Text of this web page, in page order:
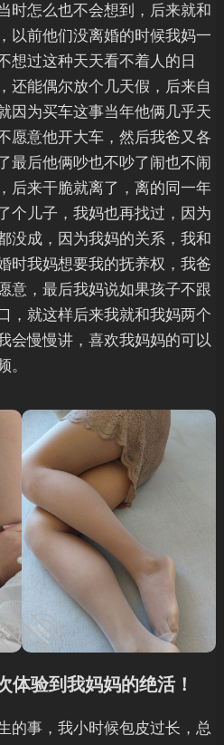
时怎么也不会想到，后来就和
以前他们没离婚的时候我妈一
想过这种天天看不着人的日
还能偶尔放个几天假，后来自
因为买车这事当年他俩几乎天
愿意他开大车，然后我爸又各
最后他俩吵也不吵了闹也不闹
后来干脆就离了，离的同一年
个儿子，我妈也再找过，因为
没成，因为我妈的关系，我和
时我妈想要我的抚养权，我爸
意，最后我妈说如果孩子不跟
，就这样后来我就和我妈两个
会慢慢讲，喜欢我妈妈的可以
。
体验到我妈妈的绝活！
的事，我小时候包皮过长，总